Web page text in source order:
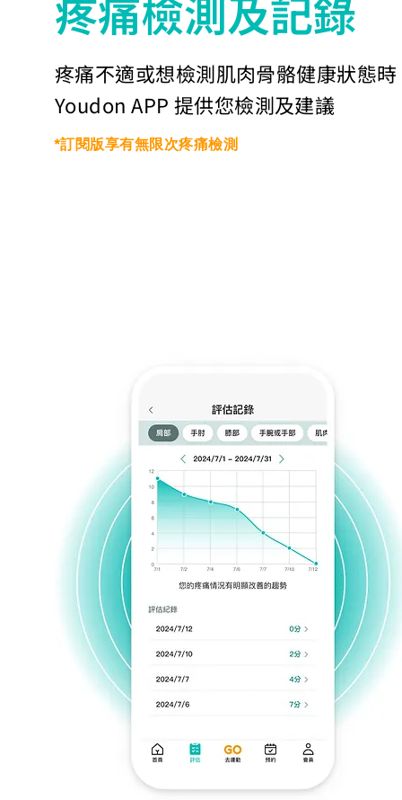
​疼痛檢測及記錄
疼痛不適或想檢測肌肉骨骼健康狀態時
Youdon APP 提供您檢測及建議
*​訂閱版享有無限次疼痛檢測